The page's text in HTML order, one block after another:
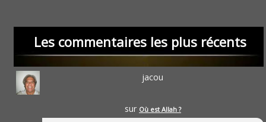
Les commentaires les plus récents
jacou
sur Où est Allah ?